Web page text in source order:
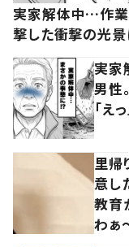
実家解体中…作業
撃した衝撃の光景
実家
男性
「えっ
里帰
意し
教育
わぁ